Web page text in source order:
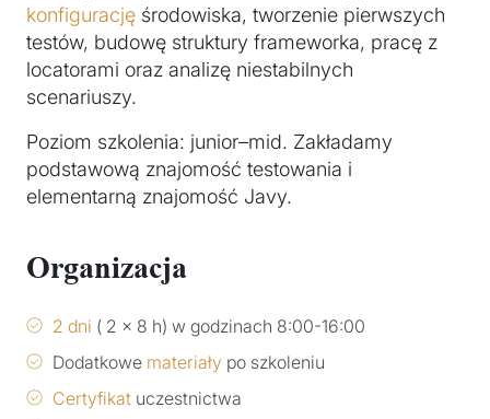
konfigurację środowiska, tworzenie pierwszych
testów, budowę struktury frameworka, pracę z
locatorami oraz analizę niestabilnych
scenariuszy.
Poziom szkolenia: junior–mid. Zakładamy
podstawową znajomość testowania i
elementarną znajomość Javy.
Organizacja
2 dni ( 2 x 8 h) w godzinach 8:00-16:00
Dodatkowe materiały po szkoleniu
Certyfikat uczestnictwa